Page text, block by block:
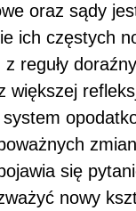
oraz sądy
ich częstych
reguły
większej
system
zmian
się
nowy